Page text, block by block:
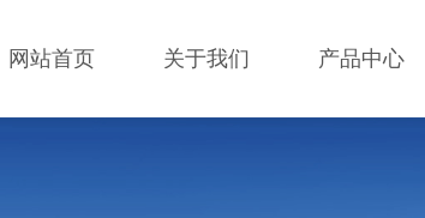
网站首页 关于我们 产品中心